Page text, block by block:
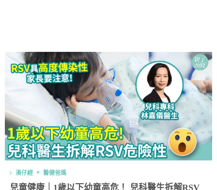
湊仔經 醫健爸媽
兒童健康｜1歲以下幼童高危！ 兒科醫生拆解RSV